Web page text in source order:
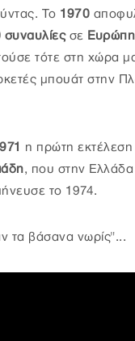
Το 1970
συναυλίες σε Ευρώπη
τότε στη χώρα
μπουάτ στην
η πρώτη
, που στην
το 1974.
τα βάσανα νωρίς"...